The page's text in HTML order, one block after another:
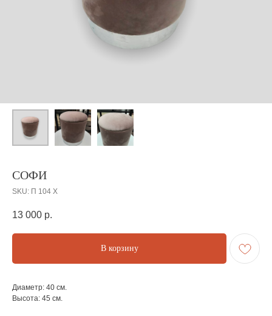
СОФИ
SKU: П 104 Х
13 000 р.
В корзину
Диаметр: 40 см.
Высота: 45 см.